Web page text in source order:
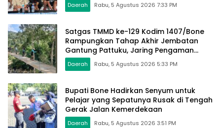
Daerah Rabu, 5 Agustus 2026 7:33 PM
Satgas TMMD ke-129 Kodim 1407/Bone
Rampungkan Tahap Akhir Jembatan
Gantung Pattuku, Jaring Pengaman
Mulai Terpasang
Daerah Rabu, 5 Agustus 2026 5:33 PM
Bupati Bone Hadirkan Senyum untuk
Pelajar yang Sepatunya Rusak di Tengah
Gerak Jalan Kemerdekaan
Daerah Rabu, 5 Agustus 2026 3:51 PM